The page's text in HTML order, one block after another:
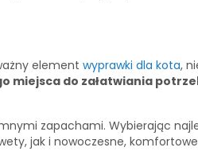
element wyprawki dla kota,
miejsca do załatwiania
zapachami. Wybierając
jak i nowoczesne,